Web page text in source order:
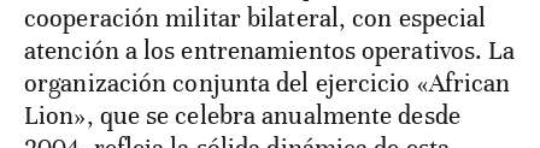
cooperación militar bilateral, con especial
atención a los entrenamientos operativos. La
organización conjunta del ejercicio «African
Lion», que se celebra anualmente desde